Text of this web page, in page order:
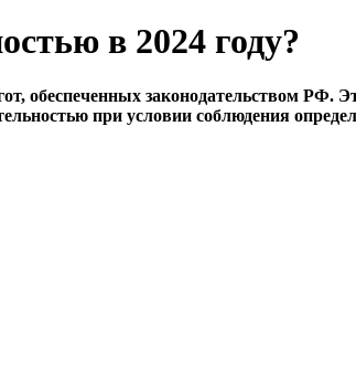
в 2024 году?
обеспеченных законодательством РФ.
при условии соблюдения